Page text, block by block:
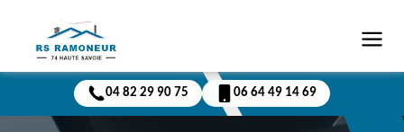
04 82 29 90 75 06 64 49 14 69